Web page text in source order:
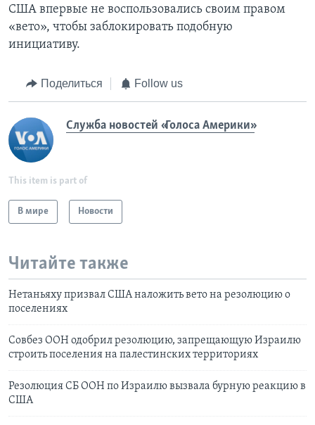
США впервые не воспользовались своим правом
«вето», чтобы заблокировать подобную
инициативу.
Поделиться Follow us
Служба новостей «Голоса Америки»
This item is part of
В мире Новости
Читайте также
Нетаньяху призвал США наложить вето на резолюцию о
поселениях
Совбез ООН одобрил резолюцию, запрещающую Израилю
строить поселения на палестинских территориях
Резолюция СБ ООН по Израилю вызвала бурную реакцию в
США